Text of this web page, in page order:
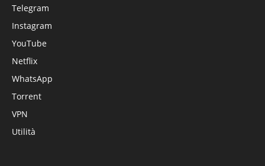
Telegram
Instagram
YouTube
Netflix
WhatsApp
Torrent
VPN
Utilità